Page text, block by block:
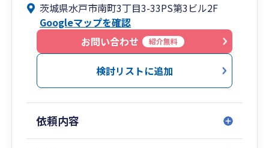
存です。
私は税理士の中では若く、フットワークの軽さを
モットーとし、税理士本人がお客様とお会いする
時間を大切にしています。
また、士業ネットワークを構築し、弁護士・税理
士・司法書士・行政書士など、各分野の専門家と
変化の早い激動の時代、お困りごとやお悩み事が
ございましたら、お気軽にご相談ください。
茨城県水戸市南町3丁目3-33PS第3ビル2F
Googleマップを確認
お問い合わせ
紹介無料
検討リストに追加
依頼内容